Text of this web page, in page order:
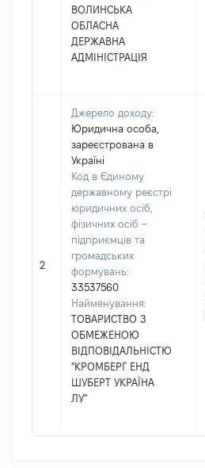
ВОЛИНСЬКА
ОБЛАСНА
ДЕРЖАВНА
АДМІНІСТРАЦІЯ
2
Джерело доходу:
Юридична особа,
зареєстрована в
Україні
Код в Єдиному
державному реєстрі
юридичних осіб,
фізичних осіб –
підприємців та
громадських
формувань:
33537560
Найменування:
ТОВАРИСТВО З
ОБМЕЖЕНОЮ
ВІДПОВІДАЛЬНІСТЮ
"КРОМБЕРГ ЕНД
ШУБЕРТ УКРАЇНА
ЛУ"